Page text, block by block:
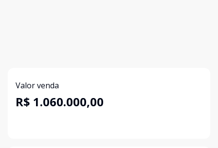
Valor venda
R$ 1.060.000,00